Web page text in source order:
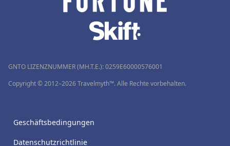
GNTO LIZENZNUMMER (MH.T.E.): 0259Ε60000576001
Copyright © 2012–2026 Travelmyth™. Alle Rechte vorbehalten.
Geschäftsbedingungen
Datenschutzrichtlinie